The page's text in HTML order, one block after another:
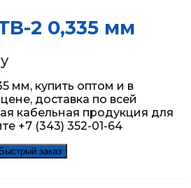
2 0,335 мм
мм, купить оптом и в
доставка по всей
кабельная продукция для
+7 (343) 352-01-64
Быстрый заказ